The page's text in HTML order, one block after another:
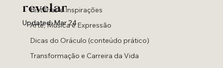
Histórias e Inspirações
Arte, Música e Expressão
Dicas do Oráculo (conteúdo prático)
Transformação e Carreira da Vida
revelar
Updated:Mar 24